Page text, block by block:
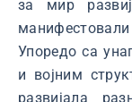
за мир
манифестовали
Упоредо са
и војним
развијала